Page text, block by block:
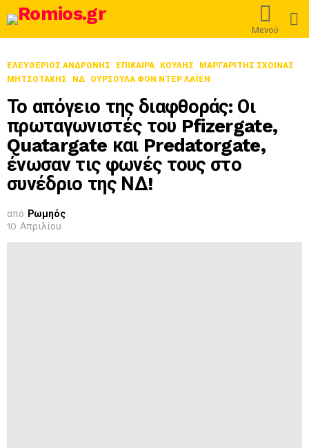
Μενού
ΕΛΕΥΘΕΡΙΟΣ ΑΝΔΡΩΝΗΣ ΕΠΊΚΑΙΡΑ ΚΟΥΛΗΣ
ΜΑΡΓΑΡΊΤΗΣ ΣΧΟΙΝΆΣ
ΜΗΤΣΟΤΑΚΗΣ
ΝΔ ΟΎΡΣΟΥΛΑ ΦΟΝ ΝΤΕΡ ΛΆΙΕΝ
Το απόγειο της διαφθοράς: Οι
πρωταγωνιστές του Pfizergate,
Quatargate και Predatorgate,
ένωσαν τις φωνές τους στο
συνέδριο της ΝΔ!
από Ρωμηός
10 Απριλίου